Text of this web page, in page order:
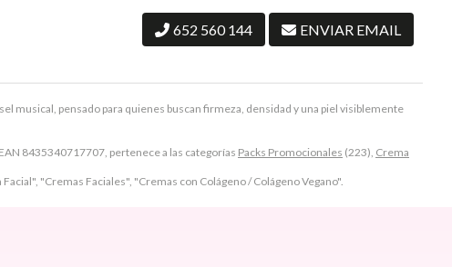
musical, pensado para quienes buscan firmeza, densidad y una piel visiblemente
8435340717707, pertenece a las categorías Packs Promocionales (223), Crema
"Cremas Faciales", "Cremas con Colágeno / Colágeno Vegano".
652 560 144 ENVIAR EMAIL